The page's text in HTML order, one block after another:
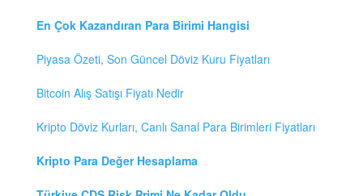
En Çok Kazandıran Para Birimi Hangisi
Piyasa Özeti, Son Güncel Döviz Kuru Fiyatları
Bitcoin Alış Satışı Fiyatı Nedir
Kripto Döviz Kurları, Canlı Sanal Para Birimleri Fiyatları
Kripto Para Değer Hesaplama